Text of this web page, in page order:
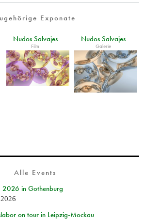
Exponate
Nudos Salvajes
Film
Nudos Salvajes
Galerie
Alle Events
2026 in Gothenburg
on tour in Leipzig-Mockau